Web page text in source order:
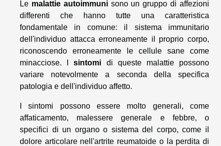
Le malattie autoimmunisono un gruppo di affezioni
differenti che hanno tutte una caratteristica
fondamentale in comune: il sistema immunitario
dell'individuo attacca erroneamente il proprio corpo,
riconoscendo erroneamente le cellule sane come
minacciose. Isintomi di queste malattie possono
variare notevolmente a seconda della specifica
patologia e dell'individuo affetto.
I sintomi possono essere molto generali, come
affaticamento, malessere generale e febbre, o
specifici di un organo o sistema del corpo, come il
dolore articolare nell'artrite reumatoide o la perdita di